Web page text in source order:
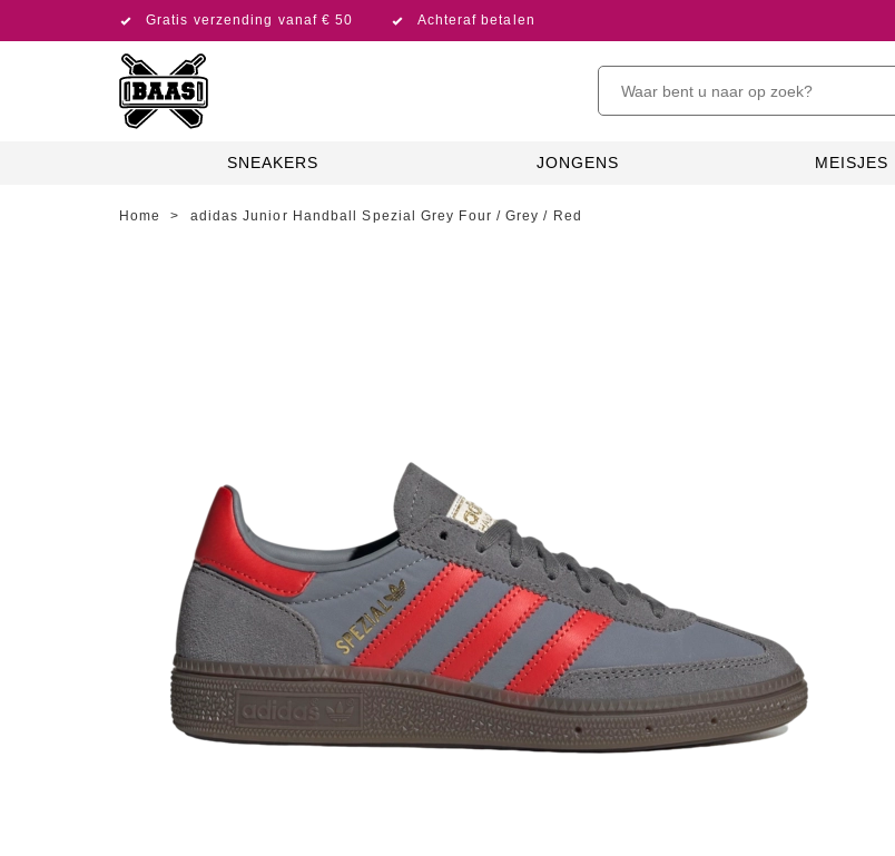
Gratis verzending vanaf € 50 Achteraf betalen
SNEAKERS JONGENS MEISJES
Home > adidas Junior Handball Spezial Grey Four / Grey / Red